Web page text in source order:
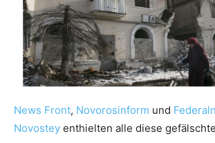
News Front, Novorosinform und
Novostey enthielten alle diese